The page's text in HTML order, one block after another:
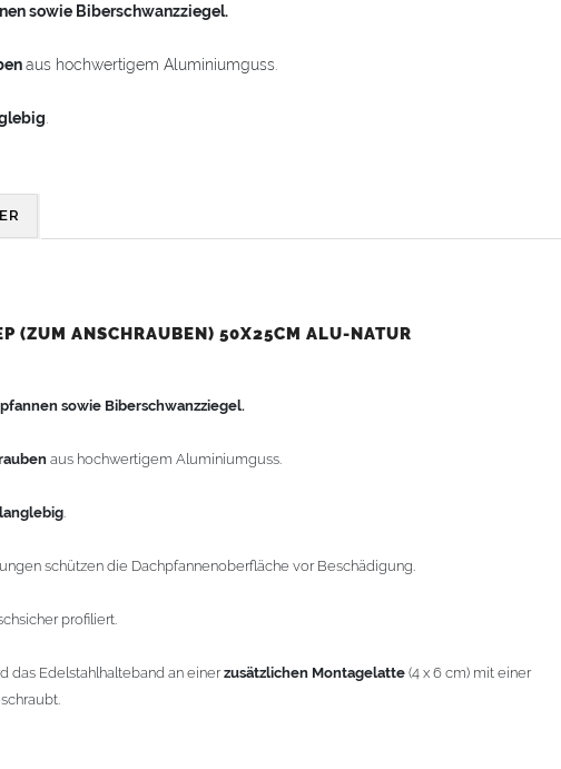
sowie Biberschwanzziegel.
aus hochwertigem Aluminiumguss.
profiliert.
das Edelstahlhalteband wird an einer
kompletter Dachtritt (Nr. 24000)
(ZUM ANSCHRAUBEN) 50X25CM ALU-NATUR
sowie Biberschwanzziegel.
aus hochwertigem Aluminiumguss.
langlebig
schützen die Dachpfannenoberfläche vor Beschädigung.
profiliert.
das Edelstahlhalteband an einerzusätzlichen Montagelatte (4 x 6 cm) mit einer